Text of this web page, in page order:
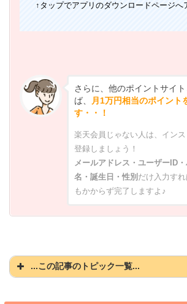
↑タップでアプリのダウンロードページへ
さらに、他のポイントサイ
ば、
月1万円相当のポイント
す・・！
楽天会員じゃない人は、イン
登録しましょう！
メールアドレス・ユーザーID
名・誕生日・性別 だけ入力す
もかからず完了しますよ♪
...この記事のトピック一覧...